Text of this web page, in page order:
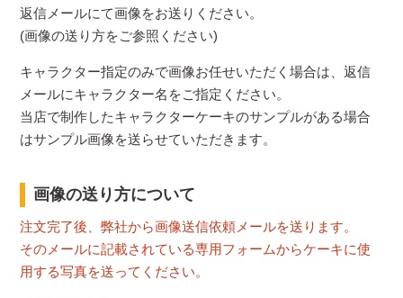
返信メールにて画像をお送りください。
(画像の送り方をご参照ください)
キャラクター指定のみで画像お任せいただく場合は、返信
メールにキャラクター名をご指定ください。
当店で制作したキャラクターケーキのサンプルがある場合
はサンプル画像を送らせていただきます。
画像の送り方について
注文完了後、弊社から画像送信依頼メールを送ります。
そのメールに記載されている専用フォームからケーキに使
用する写真を送ってください。